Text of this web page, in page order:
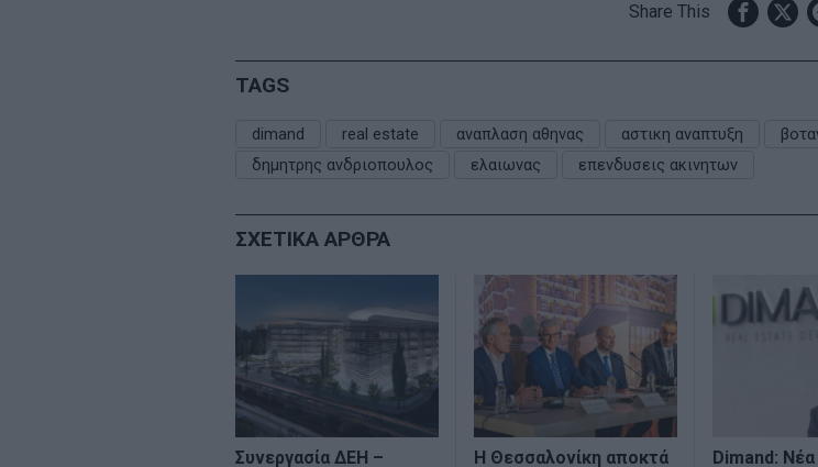
Share This
TAGS
dimand real estate αναπλαση αθηνας αστικη αναπτυξη
δημητρης ανδριοπουλος
ελαιωνας επενδυσεις ακινητων
ΣΧΕΤΙΚΑ ΑΡΘΡΑ
Συνεργασία ΔΕΗ –
Η Θεσσαλονίκη αποκτά
Dimand: Νέα